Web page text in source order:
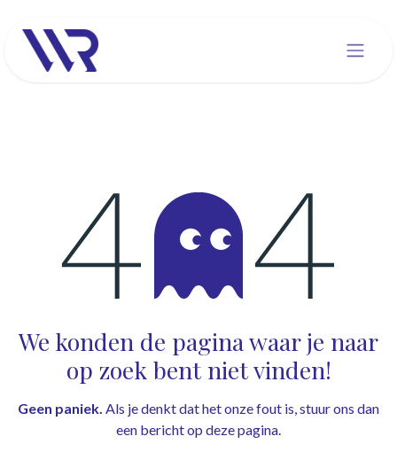
Fout 404
We konden de pagina waar je naar
op zoek bent niet vinden!
Geen paniek. Als je denkt dat het onze fout is, stuur ons dan
een bericht op deze pagina.